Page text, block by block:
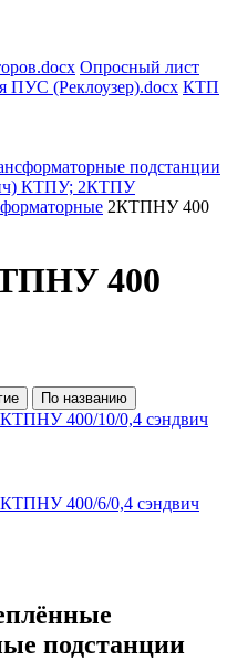
Опросный лист
ПУС (Реклоузер).docx КТП
подстанции
КТПУ; 2КТПУ
2КТПНУ 400
400
400/10/0,4 сэндвич
400/6/0,4 сэндвич
подстанции